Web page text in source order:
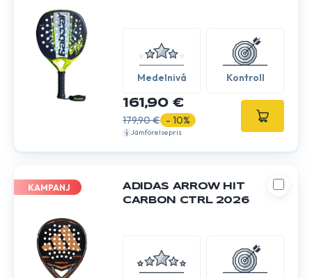
Medelnivå Kontroll
161,90 €
179,90 € - 10%
Jämförelsepris
KAMPANJ
ADIDAS ARROW HIT
CARBON CTRL 2026